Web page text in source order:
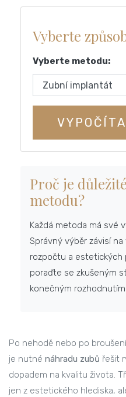
Vyberte
Vyberte metodu:
Proč je
metodu?
Každá metoda má své
Správný výběr závisí
rozpočtu a estetických
poraďte se zkušeným
konečným rozhodnutím.
Po nehodě nebo po
je nutné náhradu zubů řešit
dopadem na kvalitu života.
jen z estetického hlediska,